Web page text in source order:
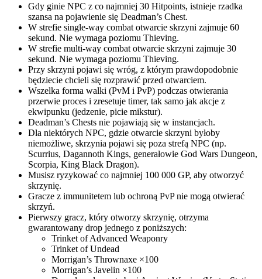
Gdy ginie NPC z co najmniej 30 Hitpoints, istnieje rzadka
szansa na pojawienie się Deadman’s Chest.
W strefie single-way combat otwarcie skrzyni zajmuje 60
sekund. Nie wymaga poziomu Thieving.
W strefie multi-way combat otwarcie skrzyni zajmuje 30
sekund. Nie wymaga poziomu Thieving.
Przy skrzyni pojawi się wróg, z którym prawdopodobnie
będziecie chcieli się rozprawić przed otwarciem.
Wszelka forma walki (PvM i PvP) podczas otwierania
przerwie proces i zresetuje timer, tak samo jak akcje z
ekwipunku (jedzenie, picie mikstur).
Deadman’s Chests nie pojawiają się w instancjach.
Dla niektórych NPC, gdzie otwarcie skrzyni byłoby
niemożliwe, skrzynia pojawi się poza strefą NPC (np.
Scurrius, Dagannoth Kings, generałowie God Wars Dungeon,
Scorpia, King Black Dragon).
Musisz ryzykować co najmniej 100 000 GP, aby otworzyć
skrzynię.
Gracze z immunitetem lub ochroną PvP nie mogą otwierać
skrzyń.
Pierwszy gracz, który otworzy skrzynię, otrzyma
gwarantowany drop jednego z poniższych:
Trinket of Advanced Weaponry
Trinket of Undead
Morrigan’s Thrownaxe ×100
Morrigan’s Javelin ×100